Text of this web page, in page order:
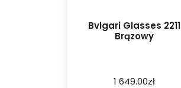
Bvlgari Glasses 2211
Brązowy
1 649.00zł